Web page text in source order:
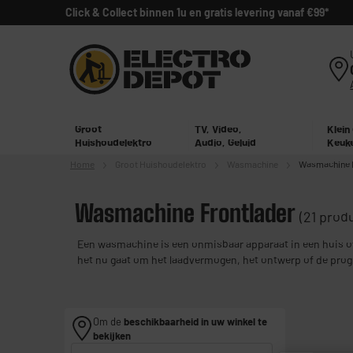
Click & Collect binnen 1u en gratis levering vanaf €99*
Groot
Huishoudelektro
TV, Video,
Audio, Geluid
Wasmachine Frontlader (21
Een wasmachine is een onmisbaar apparaat in een
het nu gaat om het laadvermogen, het ontwerp of de
Om de beschikbaarheid in uw winkel te
bekijken